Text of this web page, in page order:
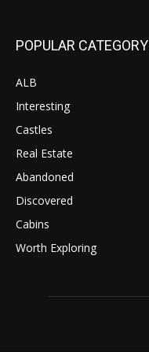
POPULAR CATEGORY
ALB
Interesting
Castles
Real Estate
Abandoned
Discovered
Cabins
Worth Exploring